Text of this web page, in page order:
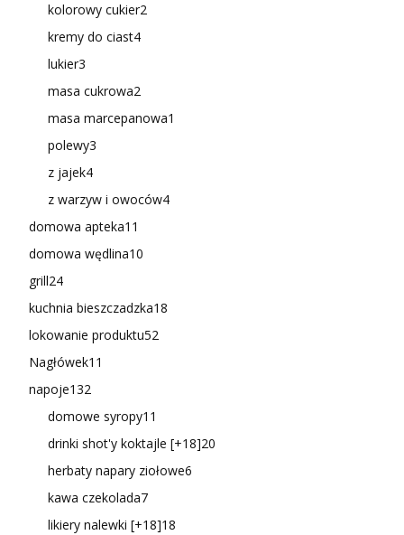
kolorowy cukier2
kremy do ciast4
lukier3
masa cukrowa2
masa marcepanowa1
polewy3
z jajek4
z warzyw i owoców4
domowa apteka11
domowa wędlina10
grill24
kuchnia bieszczadzka18
lokowanie produktu52
Nagłówek11
napoje132
domowe syropy11
drinki shot'y koktajle [+18]20
herbaty napary ziołowe6
kawa czekolada7
likiery nalewki [+18]18